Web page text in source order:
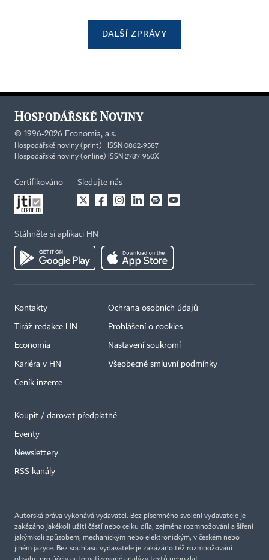
DALŠÍ ZPRÁVY
© 1996-2026 Economia, a.s.
Hospodářské noviny (print) ISSN 0862-9587
Hospodářské noviny (online) ISSN 2787-950X
Certifikováno Sledujte nás
Stáhněte si aplikaci HN
Kontakty
Tiráž redakce HN
Economia
Kariéra v HN
Ceník inzerce
Ochrana osobních údajů
Prohlášení o cookies
Nastavení soukromí
Všeobecné smluvní podmínky
Koupit / darovat předplatné
Eventy
Newslettery
RSS kanály
Autorská práva vykonává vydavatel. Bez písemného svolení vydavatele je
zakázáno jakékoli užití částí nebo celku díla, zejména rozmnožování a šíření
jakýmkoli způsobem, mechanickým nebo elektronickým, v českém nebo
jiném jazyce. Bez souhlasu vydavatele je zakázáno též rozmnožování